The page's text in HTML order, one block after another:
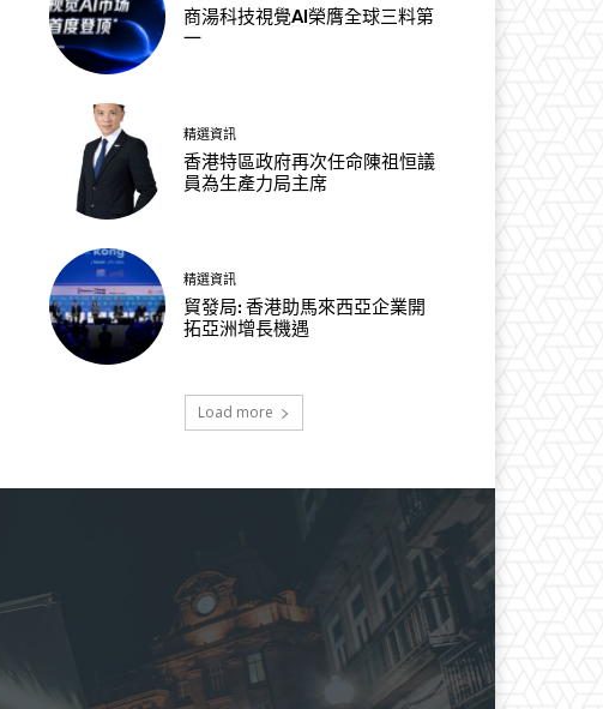
商湯科技視覺AI榮膺全球三料第
一
精選資訊
香港特區政府再次任命陳祖恒議
員為生產力局主席
精選資訊
貿發局: 香港助馬來西亞企業開
拓亞洲增長機遇
Load more